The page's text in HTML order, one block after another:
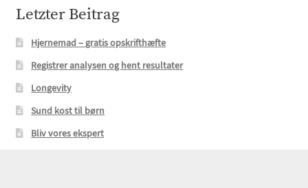
Letzter Beitrag
Hjernemad – gratis opskrifthæfte
Registrer analysen og hent resultater
Longevity
Sund kost til børn
Bliv vores ekspert